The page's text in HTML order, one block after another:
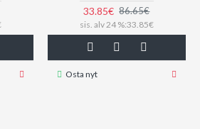
33.85€ 86.65€
sis. alv 24 %:33.85€
Osta nyt